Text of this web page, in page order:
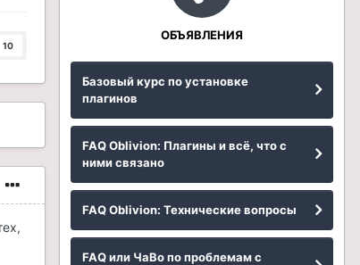
10
ОБЪЯВЛЕНИЯ
Базовый курс по установке
плагинов
FAQ Oblivion: Плагины и всё, что с
ними связано
FAQ Oblivion: Технические вопросы
FAQ или ЧаВо по проблемам с